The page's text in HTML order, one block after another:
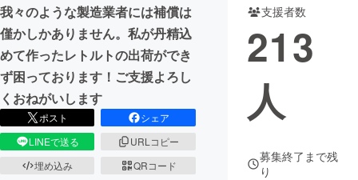
我々のような製造業者には補償は
僅かしかありません。私が丹精込
めて作ったレトルトの出荷ができ
ず困っております！ご支援よろし
くおねがいします
ポスト
シェア
LINEで送る
URLコピー
埋め込み
QRコード
支援者数
213
人
募集終了まで残
り